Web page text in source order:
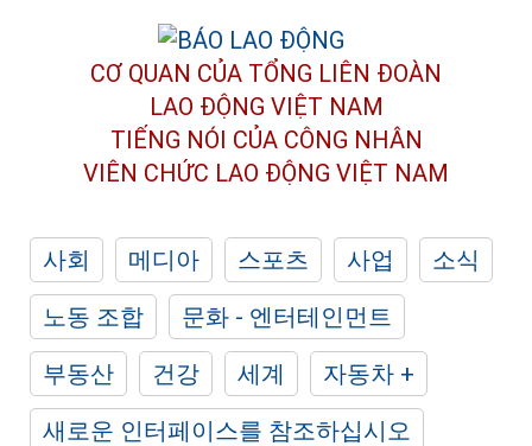
CƠ QUAN CỦA TỔNG LIÊN ĐOÀN
LAO ĐỘNG VIỆT NAM
TIẾNG NÓI CỦA CÔNG NHÂN
VIÊN CHỨC LAO ĐỘNG VIỆT NAM
사회 메디아 스포츠 사업
소식
노동 조합
문화 - 엔터테인먼트
부동산
건강 세계
자동차 +
새로운 인터페이스를 참조하십시오